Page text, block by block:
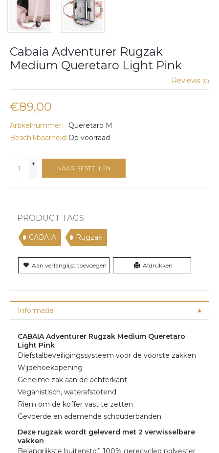
Cabaia Adventurer Rugzak
Medium Queretaro Light Pink
Reviews (0)
€89,00
Artikelnummer:
Queretaro M
Beschikbaarheid: Op voorraad
+
-
NAAR BESTELLEN
PRODUCT TAGS
CABAIA Rugzak
Aan verlanglijst toevoegen Afdrukken
Informatie
CABAIA Adventurer Rugzak Medium Queretaro
Light Pink
Diefstalbeveiligingssysteem voor de voorste zakken
Wijdehoekopening
Geheime zak aan de achterkant
Veganistisch, waterafstotend
Riem om de koffer vast te zetten
Gevoerde en ademende schouderbanden
Deze rugzak wordt geleverd met 2 verwisselbare
vakken
Belangrijkste buitenstof: 100% gerecycled polyester